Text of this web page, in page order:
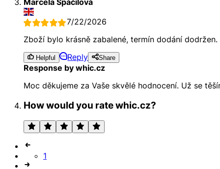
7/22/2026
Zboží bylo krásně zabalené, termín dodání
Helpful Reply Share
Response by whic.cz
Moc děkujeme za Vaše skvělé hodnocení. Už se
How would you rate whic.cz?
1